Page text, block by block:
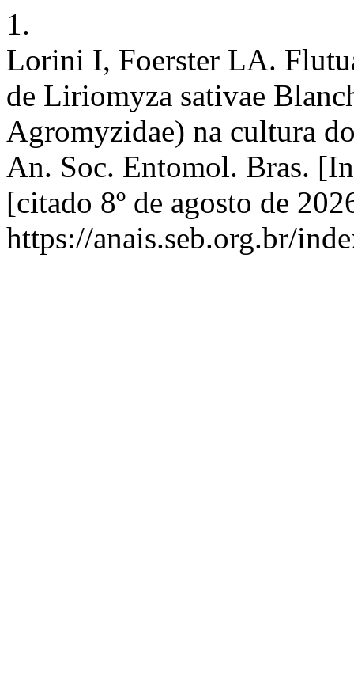
1.
Lorini I, Foerster LA.
de Liriomyza sativae
Agromyzidae) na cultura
An. Soc. Entomol. Bras.
[citado 8º de agosto de
https://anais.seb.org.br/